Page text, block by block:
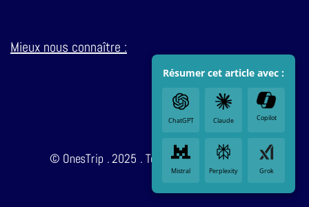
Mieux nous connaître :
© OnesTrip . 2025 . Tous droits réservés.
Résumer cet article avec :
ChatGPT Claude Copilot
Mistral Perplexity Grok